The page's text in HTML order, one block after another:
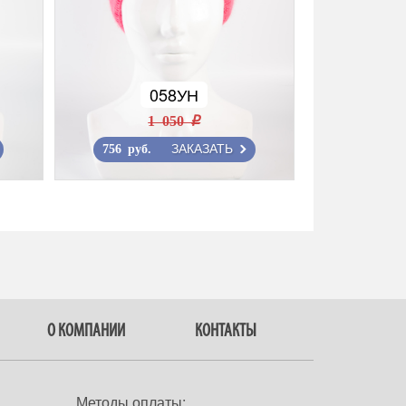
058УН
1 050 r
756 руб. ЗАКАЗАТЬ
О КОМПАНИИ КОНТАКТЫ